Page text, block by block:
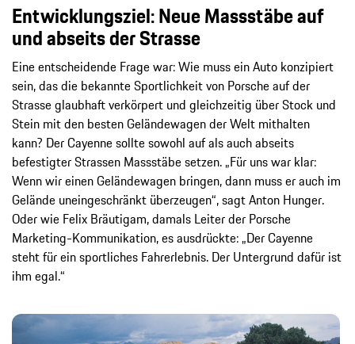
Entwicklungsziel: Neue Massstäbe auf
und abseits der Strasse
Eine entscheidende Frage war: Wie muss ein Auto konzipiert
sein, das die bekannte Sportlichkeit von Porsche auf der
Strasse glaubhaft verkörpert und gleichzeitig über Stock und
Stein mit den besten Geländewagen der Welt mithalten
kann? Der Cayenne sollte sowohl auf als auch abseits
befestigter Strassen Massstäbe setzen. „Für uns war klar:
Wenn wir einen Geländewagen bringen, dann muss er auch im
Gelände uneingeschränkt überzeugen“, sagt Anton Hunger.
Oder wie Felix Bräutigam, damals Leiter der Porsche
Marketing-Kommunikation, es ausdrückte: „Der Cayenne
steht für ein sportliches Fahrerlebnis. Der Untergrund dafür ist
ihm egal.“